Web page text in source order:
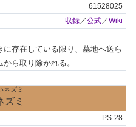
61528025
収録／公式／Wiki
存在している限り、墓地へ送ら
ら取り除かれる。
ネズミ
ズミ
PS-28